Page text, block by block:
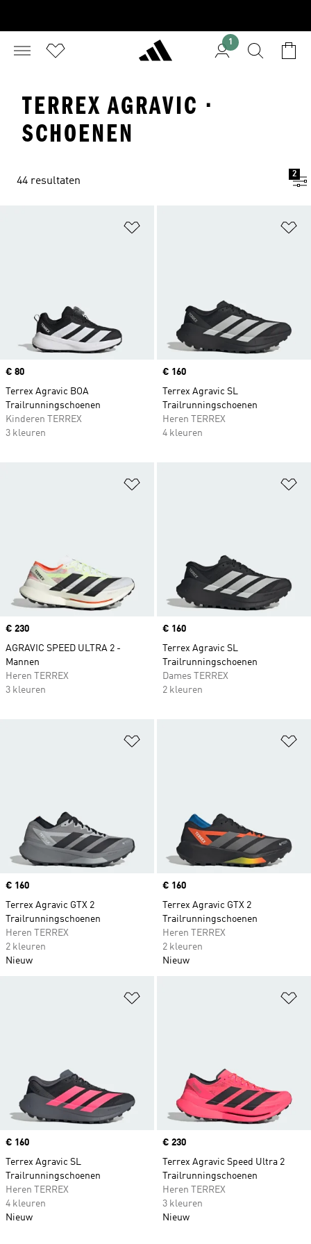
1
TERREX AGRAVIC ·
SCHOENEN
44 resultaten
2
Price
€ 80
Terrex Agravic BOA
Trailrunningschoenen
Kinderen TERREX
3 kleuren
Price
€ 160
Terrex Agravic SL
Trailrunningschoenen
Heren TERREX
4 kleuren
Price
€ 230
AGRAVIC SPEED ULTRA 2 -
Mannen
Heren TERREX
3 kleuren
Price
€ 160
Terrex Agravic SL
Trailrunningschoenen
Dames TERREX
2 kleuren
Price
€ 160
Terrex Agravic GTX 2
Trailrunningschoenen
Heren TERREX
2 kleuren
Nieuw
Price
€ 160
Terrex Agravic GTX 2
Trailrunningschoenen
Heren TERREX
2 kleuren
Nieuw
Price
€ 160
Terrex Agravic SL
Trailrunningschoenen
Heren TERREX
4 kleuren
Nieuw
Price
€ 230
Terrex Agravic Speed Ultra 2
Trailrunningschoenen
Heren TERREX
3 kleuren
Nieuw